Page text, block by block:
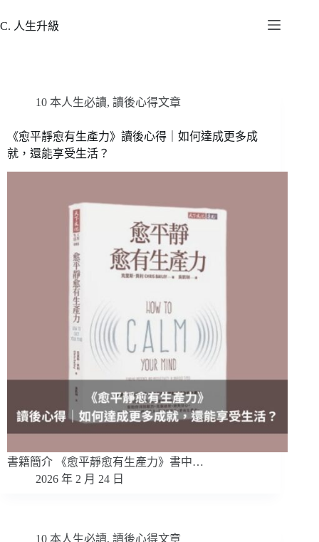
至
C. 人生升級
10 本人生必讀, 讀後心得文章
《愈平靜愈有生產力》讀後心得｜如何達成更多成
就，還能享受生活？
書籍簡介 《愈平靜愈有生產力》書中…
2026 年 2 月 24 日
10 本人生必讀, 讀後心得文章